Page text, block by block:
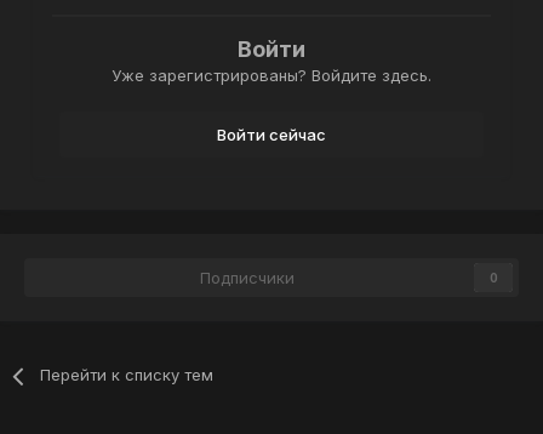
Войти
Уже зарегистрированы? Войдите здесь.
Войти сейчас
Подписчики 0
Перейти к списку тем